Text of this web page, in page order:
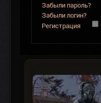
Забыли пароль?
Забыли логин?
Регистрация